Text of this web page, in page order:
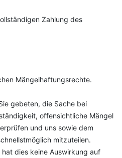
Zahlung des
Mängelhaftungsrechte.
gebeten, die Sache bei
offensichtliche Mängel
und uns sowie dem
mitzuteilen.
dies keine Auswirkung auf